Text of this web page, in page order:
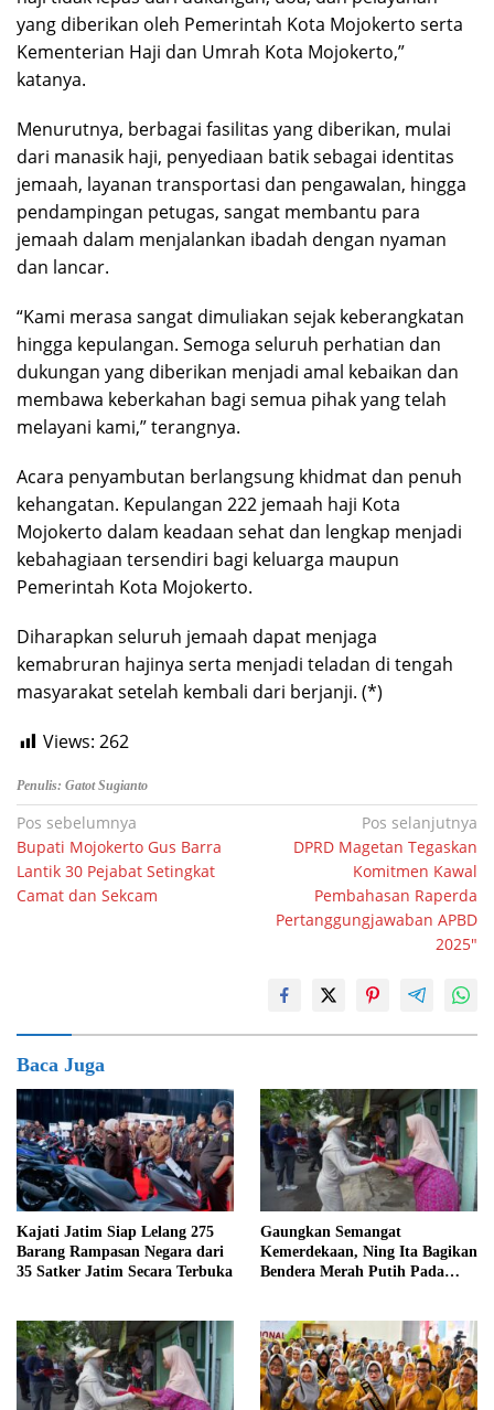
yang diberikan oleh Pemerintah Kota Mojokerto serta
Kementerian Haji dan Umrah Kota Mojokerto,”
katanya.
Menurutnya, berbagai fasilitas yang diberikan, mulai
dari manasik haji, penyediaan batik sebagai identitas
jemaah, layanan transportasi dan pengawalan, hingga
pendampingan petugas, sangat membantu para
jemaah dalam menjalankan ibadah dengan nyaman
dan lancar.
“Kami merasa sangat dimuliakan sejak keberangkatan
hingga kepulangan. Semoga seluruh perhatian dan
dukungan yang diberikan menjadi amal kebaikan dan
membawa keberkahan bagi semua pihak yang telah
melayani kami,” terangnya.
Acara penyambutan berlangsung khidmat dan penuh
kehangatan. Kepulangan 222 jemaah haji Kota
Mojokerto dalam keadaan sehat dan lengkap menjadi
kebahagiaan tersendiri bagi keluarga maupun
Pemerintah Kota Mojokerto.
Diharapkan seluruh jemaah dapat menjaga
kemabruran hajinya serta menjadi teladan di tengah
masyarakat setelah kembali dari berjanji. (*)
Views: 262
Penulis: Gatot Sugianto
Navigasi
pos
Pos sebelumnya
Bupati Mojokerto Gus Barra
Lantik 30 Pejabat Setingkat
Camat dan Sekcam
Pos selanjutnya
DPRD Magetan Tegaskan
Komitmen Kawal
Pembahasan Raperda
Pertanggungjawaban APBD
2025″
Baca Juga
Kajati Jatim Siap Lelang 275
Barang Rampasan Negara dari
35 Satker Jatim Secara Terbuka
Gaungkan Semangat
Kemerdekaan, Ning Ita Bagikan
Bendera Merah Putih Pada